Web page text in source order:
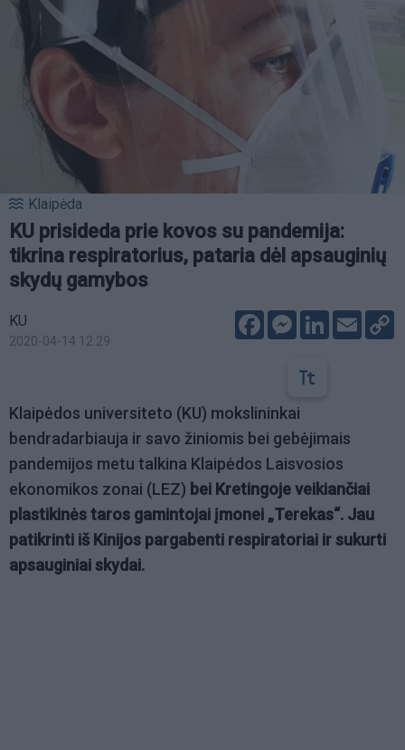
Klaipėda
KU prisideda prie kovos su pandemija:
tikrina respiratorius, pataria dėl apsauginių
skydų gamybos
KU
2020-04-14 12:29
FacebookMessenger
LinkedIn
Email
Klaipėdos universiteto (KU) mokslininkai
bendradarbiauja ir savo žiniomis bei gebėjimais
pandemijos metu talkina Klaipėdos Laisvosios
ekonomikos zonai (LEZ) bei Kretingoje veikiančiai
plastikinės taros gamintojai įmonei „Terekas“. Jau
patikrinti iš Kinijos pargabenti respiratoriai ir sukurti
apsauginiai skydai.